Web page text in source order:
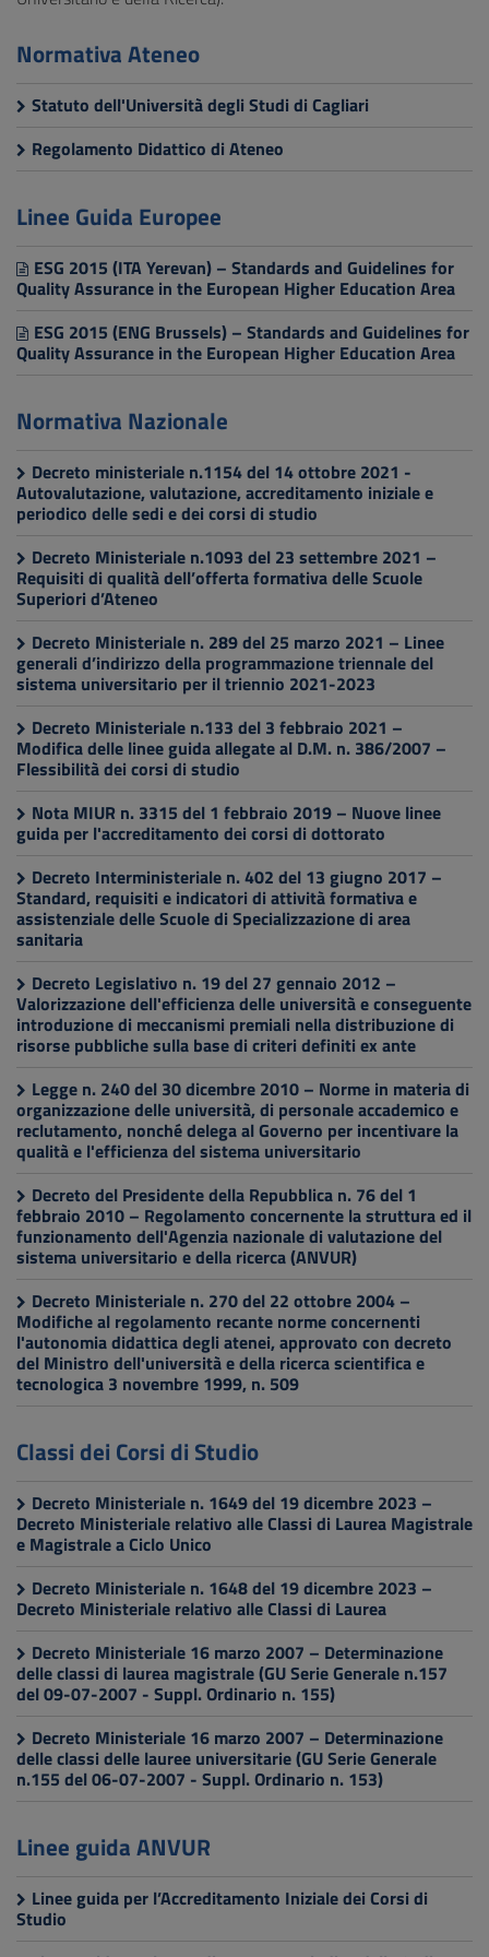
Normativa Ateneo
Statuto dell'Università degli Studi di Cagliari
Regolamento Didattico di Ateneo
Linee Guida Europee
ESG 2015 (ITA Yerevan) – Standards and Guidelines for
Quality Assurance in the European Higher Education Area
ESG 2015 (ENG Brussels) – Standards and Guidelines for
Quality Assurance in the European Higher Education Area
Normativa Nazionale
Decreto ministeriale n.1154 del 14 ottobre 2021 -
Autovalutazione, valutazione, accreditamento iniziale e
periodico delle sedi e dei corsi di studio
Decreto Ministeriale n.1093 del 23 settembre 2021 –
Requisiti di qualità dell’offerta formativa delle Scuole
Superiori d’Ateneo
Decreto Ministeriale n. 289 del 25 marzo 2021 – Linee
generali d’indirizzo della programmazione triennale del
sistema universitario per il triennio 2021-2023
Decreto Ministeriale n.133 del 3 febbraio 2021 –
Modifica delle linee guida allegate al D.M. n. 386/2007 –
Flessibilità dei corsi di studio
Nota MIUR n. 3315 del 1 febbraio 2019 – Nuove linee
guida per l'accreditamento dei corsi di dottorato
Decreto Interministeriale n. 402 del 13 giugno 2017 –
Standard, requisiti e indicatori di attività formativa e
assistenziale delle Scuole di Specializzazione di area
sanitaria
Decreto Legislativo n. 19 del 27 gennaio 2012 –
Valorizzazione dell'efficienza delle università e conseguente
introduzione di meccanismi premiali nella distribuzione di
risorse pubbliche sulla base di criteri definiti ex ante
Legge n. 240 del 30 dicembre 2010 – Norme in materia di
organizzazione delle università, di personale accademico e
reclutamento, nonché delega al Governo per incentivare la
qualità e l'efficienza del sistema universitario
Decreto del Presidente della Repubblica n. 76 del 1
febbraio 2010 – Regolamento concernente la struttura ed il
funzionamento dell'Agenzia nazionale di valutazione del
sistema universitario e della ricerca (ANVUR)
Decreto Ministeriale n. 270 del 22 ottobre 2004 –
Modifiche al regolamento recante norme concernenti
l'autonomia didattica degli atenei, approvato con decreto
del Ministro dell'università e della ricerca scientifica e
tecnologica 3 novembre 1999, n. 509
Classi dei Corsi di Studio
Decreto Ministeriale n. 1649 del 19 dicembre 2023 –
Decreto Ministeriale relativo alle Classi di Laurea Magistrale
e Magistrale a Ciclo Unico
Decreto Ministeriale n. 1648 del 19 dicembre 2023 –
Decreto Ministeriale relativo alle Classi di Laurea
Decreto Ministeriale 16 marzo 2007 – Determinazione
delle classi di laurea magistrale (GU Serie Generale n.157
del 09-07-2007 - Suppl. Ordinario n. 155)
Decreto Ministeriale 16 marzo 2007 – Determinazione
delle classi delle lauree universitarie (GU Serie Generale
n.155 del 06-07-2007 - Suppl. Ordinario n. 153)
Linee guida ANVUR
Linee guida per l’Accreditamento Iniziale dei Corsi di
Studio